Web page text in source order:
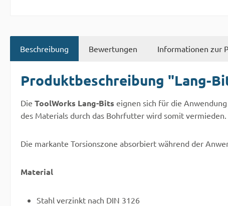
Beschreibung Bewertungen Informationen zur
Produktbeschreibung "Lang-
Die ToolWorks Lang-Bits eignen sich für die
des Materials durch das Bohrfutter wird somit vermieden.
Die markante Torsionszone absorbiert während der
Material
Stahl verzinkt nach DIN 3126